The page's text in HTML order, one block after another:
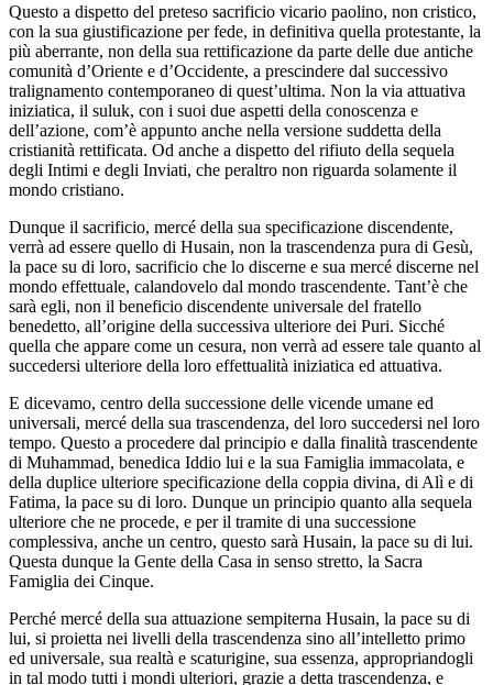
Questo a dispetto del preteso sacrificio vicario paolino, non cristico,
con la sua giustificazione per fede, in definitiva quella protestante, la
più aberrante, non della sua rettificazione da parte delle due antiche
comunità d’Oriente e d’Occidente, a prescindere dal successivo
tralignamento contemporaneo di quest’ultima. Non la via attuativa
iniziatica, il suluk, con i suoi due aspetti della conoscenza e
dell’azione, com’è appunto anche nella versione suddetta della
cristianità rettificata. Od anche a dispetto del rifiuto della sequela
degli Intimi e degli Inviati, che peraltro non riguarda solamente il
mondo cristiano.
Dunque il sacrificio, mercé della sua specificazione discendente,
verrà ad essere quello di Husain, non la trascendenza pura di Gesù,
la pace su di loro, sacrificio che lo discerne e sua mercé discerne nel
mondo effettuale, calandovelo dal mondo trascendente. Tant’è che
sarà egli, non il beneficio discendente universale del fratello
benedetto, all’origine della successiva ulteriore dei Puri. Sicché
quella che appare come un cesura, non verrà ad essere tale quanto al
succedersi ulteriore della loro effettualità iniziatica ed attuativa.
E dicevamo, centro della successione delle vicende umane ed
universali, mercé della sua trascendenza, del loro succedersi nel loro
tempo. Questo a procedere dal principio e dalla finalità trascendente
di Muhammad, benedica Iddio lui e la sua Famiglia immacolata, e
della duplice ulteriore specificazione della coppia divina, di Alì e di
Fatima, la pace su di loro. Dunque un principio quanto alla sequela
ulteriore che ne procede, e per il tramite di una successione
complessiva, anche un centro, questo sarà Husain, la pace su di lui.
Questa dunque la Gente della Casa in senso stretto, la Sacra
Famiglia dei Cinque.
Perché mercé della sua attuazione sempiterna Husain, la pace su di
lui, si proietta nei livelli della trascendenza sino all’intelletto primo
ed universale, sua realtà e scaturigine, sua essenza, appropriandogli
in tal modo tutti i mondi ulteriori, grazie a detta trascendenza, e